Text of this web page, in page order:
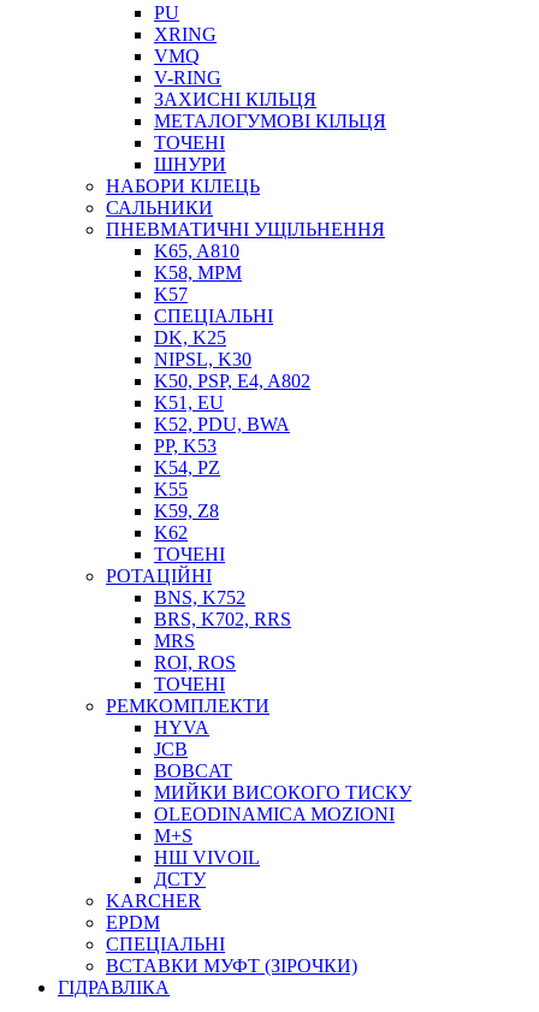
ПІСТОЛЕТИ
НАСОСИ ТА ПОМПИ
НАГНІТАЧІ
МУФТИ (НАСАДКИ) ДЛЯ ШПРИЦІВ
МАСЛЯНКИ, ЛІЙКИ
ПРЕС-МАСЛЯНКИ
ШЛАНГИ, ТРУБКИ
ШПРИЦИ МАСТИЛЬНІ
ТОСОЛ, АНТИФРИЗ
ОЛИВА-ПАЛИВО
ПОВІТРЯ-ВОДА
ДЛЯ ЗВАРЮВАННЯ
НАПІРНО-ВСМОКТУЮЧІ
ФІЛЬТРИ ДЛЯ ПАЛЬНОГО
ПІДДОНИ ДЛЯ БОЧОК
МОДУЛЬНІ АЗС
МЕТРОЛОГІЧНЕ ОБЛАДНАННЯ
ЛІЧИЛЬНИКИ І ВИТРАТОМІРИ ДЛЯ ПАЛЬНОГО
КОТУШКИ ДЛЯ ШЛАНГІВ
PU
XRING
VMQ
V-RING
ЗАХИСНІ КІЛЬЦЯ
МЕТАЛОГУМОВІ КІЛЬЦЯ
ТОЧЕНІ
ШНУРИ
НАБОРИ КІЛЕЦЬ
САЛЬНИКИ
ПНЕВМАТИЧНІ УЩІЛЬНЕННЯ
K65, A810
K58, MPM
K57
СПЕЦІАЛЬНІ
DK, K25
NIPSL, K30
K50, PSP, E4, A802
K51, EU
K52, PDU, BWA
PP, K53
K54, PZ
K55
K59, Z8
K62
ТОЧЕНІ
РОТАЦІЙНІ
BNS, K752
BRS, K702, RRS
MRS
ROI, ROS
ТОЧЕНІ
РЕМКОМПЛЕКТИ
HYVA
JCB
BOBCAT
МИЙКИ ВИСОКОГО ТИСКУ
OLEODINAMICA MOZIONI
M+S
НШ VIVOIL
ДСТУ
KARCHER
EPDM
СПЕЦІАЛЬНІ
ВСТАВКИ МУФТ (ЗІРОЧКИ)
ГІДРАВЛІКА